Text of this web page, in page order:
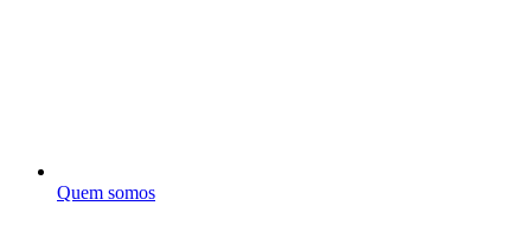
Quem somos